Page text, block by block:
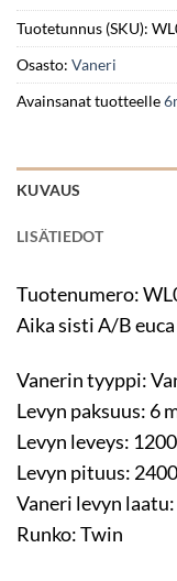
Tuotetunnus (SKU):
Osasto: Vaneri
Avainsanat tuotteelle
KUVAUS
LISÄTIEDOT
Tuotenumero:
Aika sisti A/B
Vanerin tyyppi:
Levyn paksuus: 6
Levyn leveys:
Levyn pituus:
Vaneri levyn
Runko: Twin